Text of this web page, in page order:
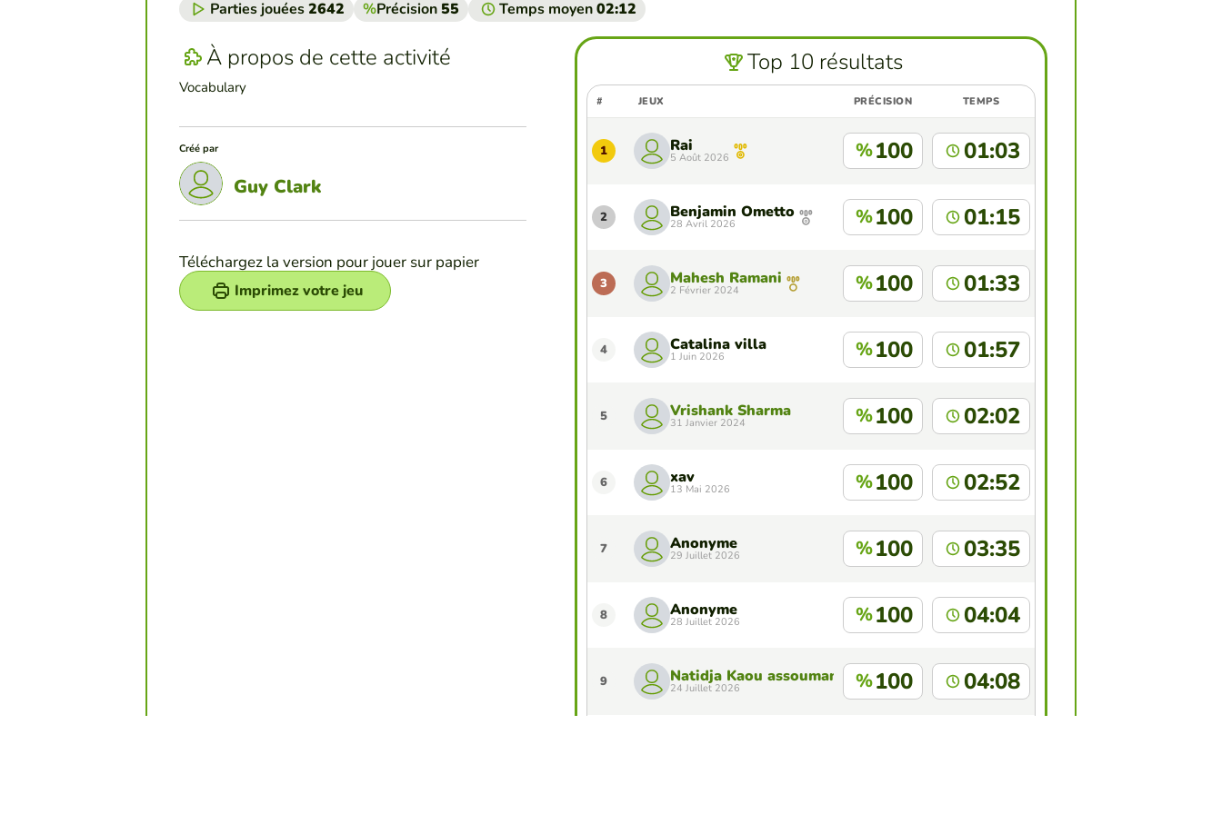
Parties jouées2642 %Précision55 Temps moyen02:12
À propos de cette activité
Vocabulary
Créé par
Guy Clark
Téléchargez la version pour jouer sur papier
Imprimez votre jeu
Top 10 résultats
# JEUX PRÉCISION TEMPS
1 Rai
5 Août 2026 %100 01:03
2 Benjamin Ometto
28 Avril 2026 %100 01:15
3 Mahesh Ramani
2 Février 2024 %100 01:33
4 Catalina villa
1 Juin 2026 %100 01:57
5 Vrishank Sharma
31 Janvier 2024 %100 02:02
6 xav
13 Mai 2026 %100 02:52
7 Anonyme
29 Juillet 2026 %100 03:35
8 Anonyme
28 Juillet 2026 %100 04:04
9 Natidja Kaou assoumani
24 Juillet 2026 %100 04:08